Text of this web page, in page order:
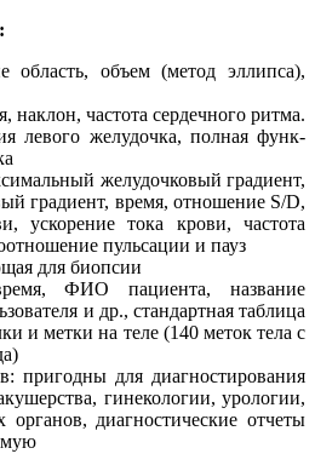
область, объем (метод эллипса),
наклон, частота сердечного ритма.
левого желудочка, полная функ-
желудочковый градиент,
градиент, время, отношение S/D,
ускорение тока крови, частота
пульсации и пауз
для биопсии
ФИО пациента, название
и др., стандартная таблица
и метки на теле (140 меток тела с
пригодны для диагностирования
гинекологии, урологии,
диагностические отчеты